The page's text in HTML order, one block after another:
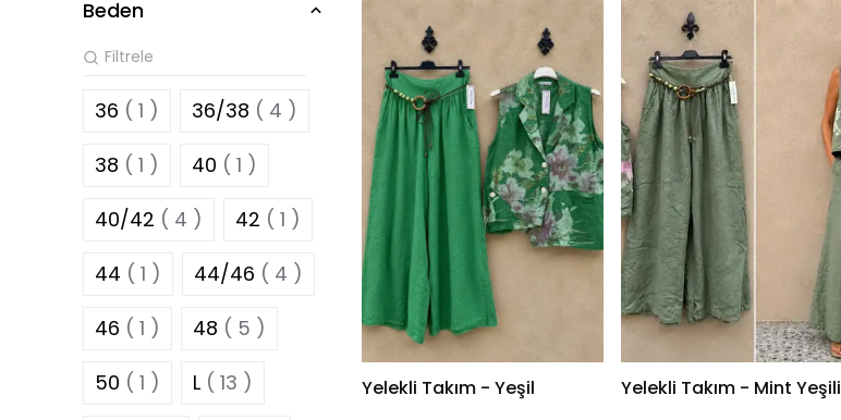
Beden
36 ( 1 ) 36/38 ( 4 )
38 ( 1 ) 40 ( 1 )
40/42 ( 4 ) 42 ( 1 )
44 ( 1 ) 44/46 ( 4 )
46 ( 1 ) 48 ( 5 )
50 ( 1 ) L ( 13 )
Yelekli Takım - Yeşil Yelekli Takım - Mint Yeşili